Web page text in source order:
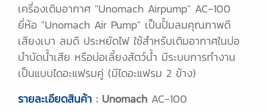
เครื่องเติมอากาศ "Unomach Airpump" AC-100
ยี่ห้อ "Unomach Air Pump" เป็นปั้มลมคุณภาพดี
เสียงเบา ลมดี ประหยัดไฟ ใช้สำหรับเติมอากาศในบ่อ
บำบัดน้ำเสีย หรือบ่อเลี้ยงสัตว์น้ำ มีระบบการทำงาน
เป็นแบบไดอะแฟรมคู่ (มีไดอะแฟรม 2 ข้าง)
รายละเอียดสินค้า : Unomach AC-100